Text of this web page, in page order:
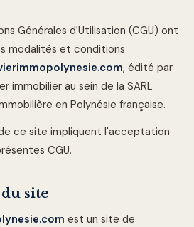
Générales d'Utilisation (CGU) ont
modalités et conditions
, édité par
immobilier au sein de la SARL
en Polynésie française.
ce site impliquent l'acceptation
CGU.
site
est un site de